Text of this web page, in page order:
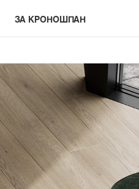
ЗА КРОНОШПАН